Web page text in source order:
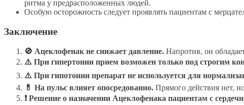
ритма у предрасположенных людей.
Особую осторожность следует проявлять пациентам с
Заключение
🚫 Ацеклофенак не снижает давление. Напротив, он
⚠️ При гипертонии прием возможен только под строгим
⚠️ При гипотонии препарат не используется для
💊 На пульс влияет опосредованно. Прямого действия нет,
❗ Решение о назначении Ацеклофенака пациентам с